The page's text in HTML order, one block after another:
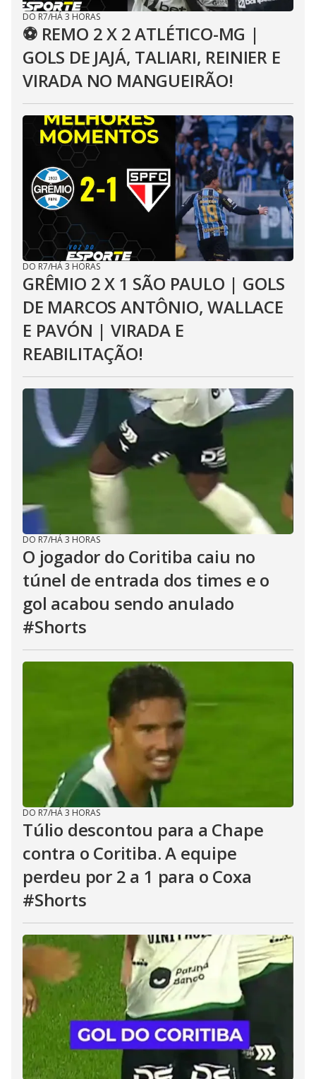
DO R7/HÁ 3 HORAS
⚽ REMO 2 X 2 ATLÉTICO-MG |
GOLS DE JAJÁ, TALIARI, REINIER E
VIRADA NO MANGUEIRÃO!
DO R7/HÁ 3 HORAS
GRÊMIO 2 X 1 SÃO PAULO | GOLS
DE MARCOS ANTÔNIO, WALLACE
E PAVÓN | VIRADA E
REABILITAÇÃO!
DO R7/HÁ 3 HORAS
O jogador do Coritiba caiu no
túnel de entrada dos times e o
gol acabou sendo anulado
#Shorts
DO R7/HÁ 3 HORAS
Túlio descontou para a Chape
contra o Coritiba. A equipe
perdeu por 2 a 1 para o Coxa
#Shorts